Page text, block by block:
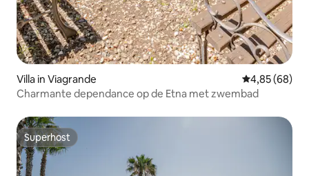
Villa in Viagrande Gemiddelde
4,85 (68)
Charmante dependance op de Etna met zwembad
Superhost
Superhost